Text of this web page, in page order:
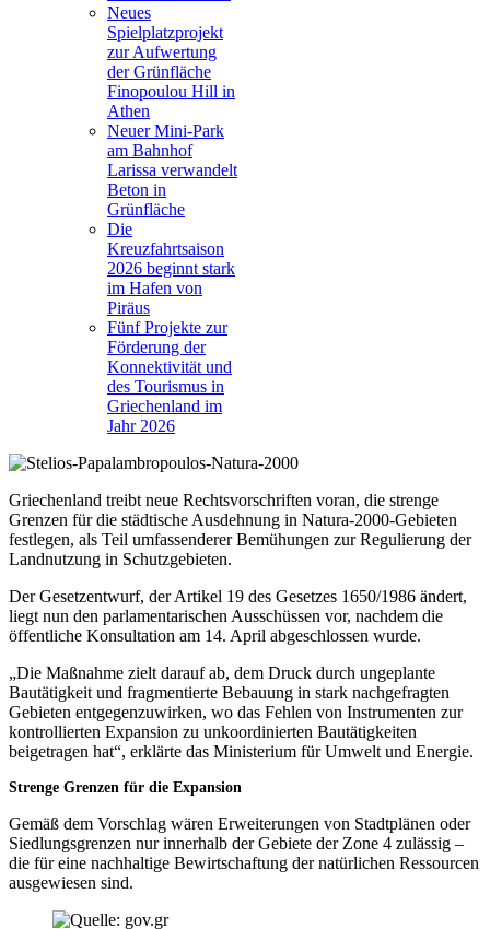
Neues
Spielplatzprojekt
zur Aufwertung
der Grünfläche
Finopoulou Hill in
Athen
Neuer Mini-Park
am Bahnhof
Larissa verwandelt
Beton in
Grünfläche
Die
Kreuzfahrtsaison
2026 beginnt stark
im Hafen von
Piräus
Fünf Projekte zur
Förderung der
Konnektivität und
des Tourismus in
Griechenland im
Jahr 2026
Griechenland treibt neue Rechtsvorschriften voran, die strenge
Grenzen für die städtische Ausdehnung in Natura-2000-Gebieten
festlegen, als Teil umfassenderer Bemühungen zur Regulierung der
Landnutzung in Schutzgebieten.
Der Gesetzentwurf, der Artikel 19 des Gesetzes 1650/1986 ändert,
liegt nun den parlamentarischen Ausschüssen vor, nachdem die
öffentliche Konsultation am 14. April abgeschlossen wurde.
„Die Maßnahme zielt darauf ab, dem Druck durch ungeplante
Bautätigkeit und fragmentierte Bebauung in stark nachgefragten
Gebieten entgegenzuwirken, wo das Fehlen von Instrumenten zur
kontrollierten Expansion zu unkoordinierten Bautätigkeiten
beigetragen hat“, erklärte das Ministerium für Umwelt und Energie.
Strenge Grenzen für die Expansion
Gemäß dem Vorschlag wären Erweiterungen von Stadtplänen oder
Siedlungsgrenzen nur innerhalb der Gebiete der Zone 4 zulässig –
die für eine nachhaltige Bewirtschaftung der natürlichen Ressourcen
ausgewiesen sind.